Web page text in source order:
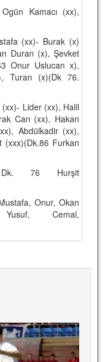
Kamacı (xx),
(xx)- Burak (x)
Duran (x), Şevket
Onur Uslucan x),
Turan (x)(Dk 76.
(xx)- Lider (xx), Halil
Can (xx), Hakan
Abdülkadir (xx),
(xxx)(Dk.86 Furkan
76 Hurşit
Onur, Okan
Yusuf, Cemal,